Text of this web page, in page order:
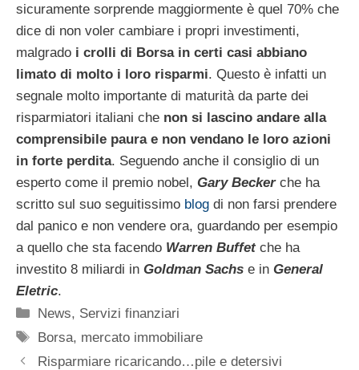
sicuramente sorprende maggiormente è quel 70% che
dice di non voler cambiare i propri investimenti,
malgrado i crolli di Borsa in certi casi abbiano
limato di molto i loro risparmi. Questo è infatti un
segnale molto importante di maturità da parte dei
risparmiatori italiani che non si lascino andare alla
comprensibile paura e non vendano le loro azioni
in forte perdita. Seguendo anche il consiglio di un
esperto come il premio nobel, Gary Becker che ha
scritto sul suo seguitissimo blog di non farsi prendere
dal panico e non vendere ora, guardando per esempio
a quello che sta facendo Warren Buffetche ha
investito 8 miliardi in Goldman Sachs e in General
Eletric.
Categorie
News, Servizi finanziari
Tag
Borsa, mercato immobiliare
Risparmiare ricaricando…pile e detersivi